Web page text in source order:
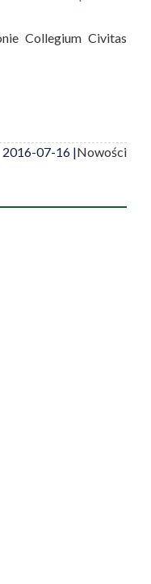
Collegium Civitas
2016-07-16 |Nowości